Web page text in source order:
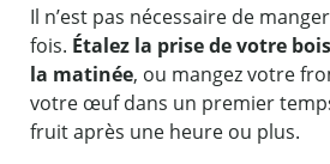
Il n’est pas nécessaire de
fois. Étalez la prise de votre
la matinée, ou mangez votre
votre œuf dans un premier
fruit après une heure ou plus.